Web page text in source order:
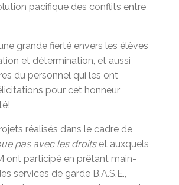
pacifique des conflits entre
grande fierté envers les élèves
et détermination, et aussi
du personnel qui les ont
pour cet honneur
réalisés dans le cadre de
pas avec les droitset auxquels
ont participé en prêtant main-
services de garde B.A.S.E.,